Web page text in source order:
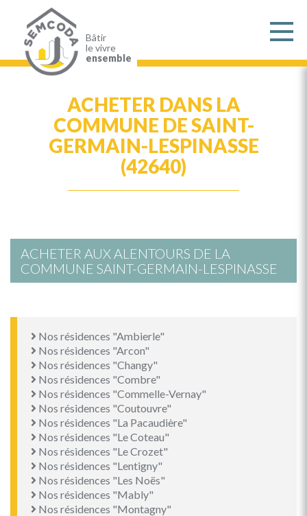
contenu
principal
Bâtir
le vivre
ensemble
ACHETER DANS LA
COMMUNE DE SAINT-
GERMAIN-LESPINASSE
(42640)
ACHETER AUX ALENTOURS DE LA
COMMUNE SAINT-GERMAIN-LESPINASSE
Nos résidences "Ambierle"
Nos résidences "Arcon"
Nos résidences "Changy"
Nos résidences "Combre"
Nos résidences "Commelle-Vernay"
Nos résidences "Coutouvre"
Nos résidences "La Pacaudière"
Nos résidences "Le Coteau"
Nos résidences "Le Crozet"
Nos résidences "Lentigny"
Nos résidences "Les Noës"
Nos résidences "Mably"
Nos résidences "Montagny"